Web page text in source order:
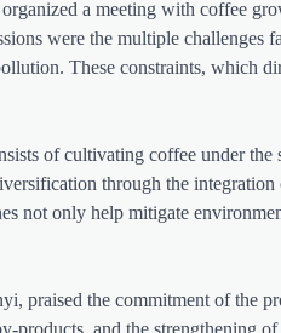
a meeting with coffee
were the multiple challenges
These constraints, which
of cultivating coffee under the
through the integration
not only help mitigate
the commitment of the
and the strengthening